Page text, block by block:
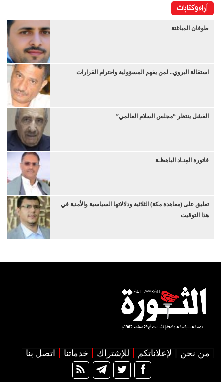
آراء وكتابات
طوفان المباغتة
استقالة البروي.. لمن يفهم المسؤولية واحترام القرارات
الفشل ينتظر “مجلس السلام العالمي”
فاتورة العِنـاد الباهظـة
تعليق على (معاهدة مكة) الثلاثية ودلالاتها السياسية والأمنية في
هذا التوقيت
من نحن لإعلاناتكم للإشتراك خدماتنا اتصل بنا